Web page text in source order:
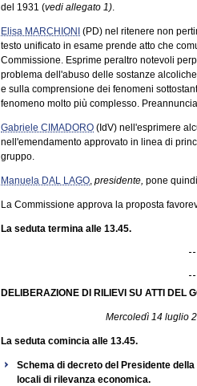
del 1931 (vedi allegato 1).
Elisa MARCHIONI (PD) nel ritenere non
testo unificato in esame prende atto che
Commissione. Esprime peraltro notevoli
problema dell'abuso delle sostanze
e sulla comprensione dei fenomeni
fenomeno molto più complesso.
Gabriele CIMADORO (IdV) nell'esprimere
nell'emendamento approvato in linea di
gruppo.
Manuela DAL LAGO, presidente, pone
La Commissione approva la proposta
La seduta termina alle 13.45.
DELIBERAZIONE DI RILIEVI SU ATTI DEL
Mercoledì 14 luglio
La seduta comincia alle 13.45.
Schema di decreto del Presidente
locali di rilevanza economica.